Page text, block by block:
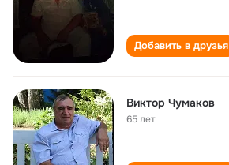
Добавить в друзья
Виктор Чумаков
65 лет